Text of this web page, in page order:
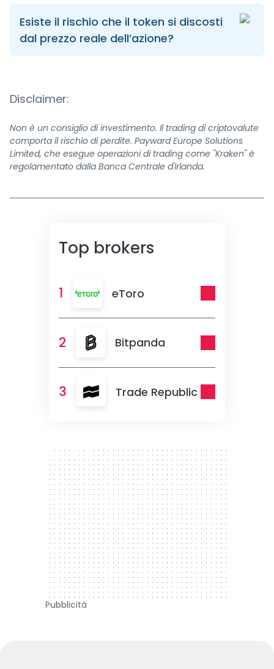
Esiste il rischio che il token si discosti
dal prezzo reale dell’azione?
Disclaimer:
Non è un consiglio di investimento. Il trading di criptovalute
comporta il rischio di perdite. Payward Europe Solutions
Limited, che esegue operazioni di trading come "Kraken" è
regolamentato dalla Banca Centrale d'Irlanda.
Top brokers
1 eToro
2 Bitpanda
3 Trade Republic
300 x 250
Pubblicità